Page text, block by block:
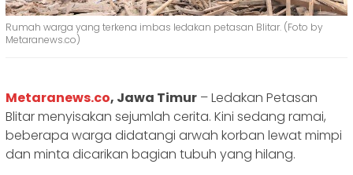
Rumah warga yang terkena imbas ledakan petasan Blitar. (Foto by
Metaranews.co)
Metaranews.co, Jawa Timur – Ledakan Petasan
Blitar menyisakan sejumlah cerita. Kini sedang ramai,
beberapa warga didatangi arwah korban lewat mimpi
dan minta dicarikan bagian tubuh yang hilang.